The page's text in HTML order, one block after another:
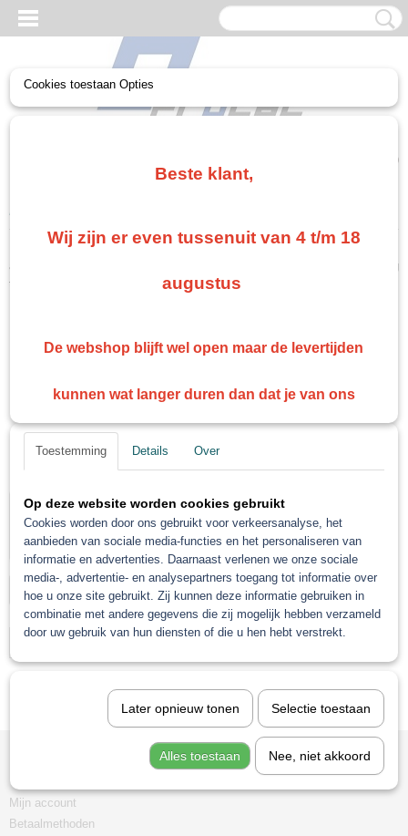
(0)
Home
Door dit formulier te verzenden, bevestigt u dat u uw bestelling wilt
annuleren. Wij nemen zo snel mogelijk contact met u op om de annulering
te bevestigen en eventuele verdere instructies te geven.
E-mail
Telefoon
Bestelnummer
Verstuur »
Mijn account
Betaalmethoden
Cookies toestaan Opties
Beste klant,
Wij zijn er even tussenuit van 4 t/m 18
augustus
De webshop blijft wel open maar de levertijden
kunnen wat langer duren dan dat je van ons
We wensen je een een fijne, wel verdiende vakantie
toe!!
Hartelijke groet,
PROLAC
Toestemming Details Over
Op deze website worden cookies gebruikt
Cookies worden door ons gebruikt voor verkeersanalyse, het
aanbieden van sociale media-functies en het personaliseren van
informatie en advertenties. Daarnaast verlenen we onze sociale
media-, advertentie- en analysepartners toegang tot informatie over
hoe u onze site gebruikt. Zij kunnen deze informatie gebruiken in
combinatie met andere gegevens die zij mogelijk hebben verzameld
door uw gebruik van hun diensten of die u hen hebt verstrekt.
Later opnieuw tonen Selectie toestaan
Alles toestaan Nee, niet akkoord